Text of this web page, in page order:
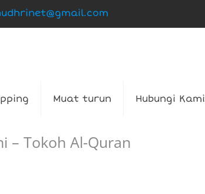
Muat turun Hubungi Kami
– Tokoh Al-Quran